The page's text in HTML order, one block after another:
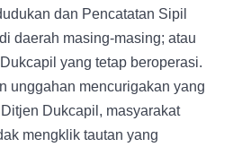
dan Pencatatan Sipil
daerah masing-masing; atau
yang tetap beroperasi.
unggahan mencurigakan yang
Dukcapil, masyarakat
mengklik tautan yang